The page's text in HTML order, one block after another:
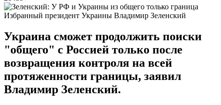
Избранный президент Украины Владимир Зеленский
Украина сможет продолжить поиски
"общего" с Россией только после
возвращения контроля на всей
протяженности границы, заявил
Владимир Зеленский.